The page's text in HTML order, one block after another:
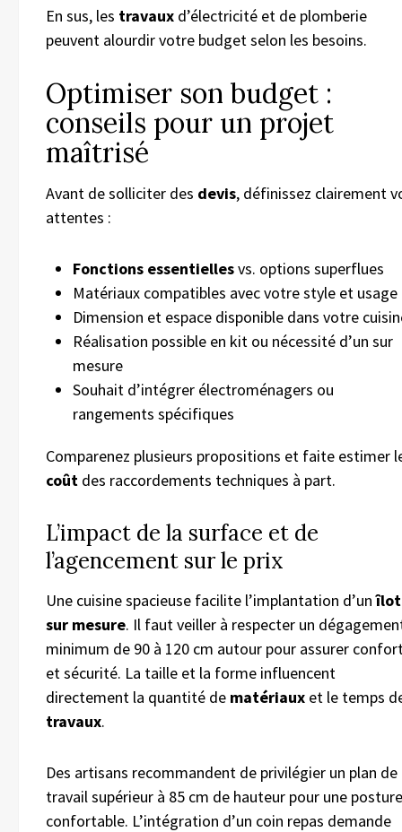
En sus, les travaux d’électricité et de plomberie
peuvent alourdir votre budget selon les besoins.
Optimiser son budget :
conseils pour un projet
maîtrisé
Avant de solliciter des devis, définissez clairement
attentes :
Fonctions essentiellesvs. options superflues
Matériaux compatibles avec votre style et usage
Dimension et espace disponible dans votre
Réalisation possible en kit ou nécessité d’un sur
mesure
Souhait d’intégrer électroménagers ou
rangements spécifiques
Comparenez plusieurs propositions et faite estimer
coût des raccordements techniques à part.
L’impact de la surface et de
l’agencement sur le prix
Une cuisine spacieuse facilite l’implantation d’unîlot
sur mesure. Il faut veiller à respecter un
minimum de 90 à 120 cm autour pour assurer
et sécurité. La taille et la forme influencent
directement la quantité de matériaux et le temps
travaux.
Des artisans recommandent de privilégier un plan de
travail supérieur à 85 cm de hauteur pour une posture
confortable. L’intégration d’un coin repas demande